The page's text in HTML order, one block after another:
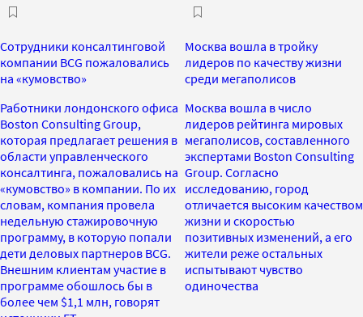
Сотрудники консалтинговой
компании BCG пожаловались
на «кумовство»
Работники лондонского офиса
Boston Consulting Group,
которая предлагает решения в
области управленческого
консалтинга, пожаловались на
«кумовство» в компании. По их
словам, компания провела
недельную стажировочную
программу, в которую попали
дети деловых партнеров BCG.
Внешним клиентам участие в
программе обошлось бы в
более чем $1,1 млн, говорят
Москва вошла в тройку
лидеров по качеству жизни
среди мегаполисов
Москва вошла в число
лидеров рейтинга мировых
мегаполисов, составленного
экспертами Boston Consulting
Group. Согласно
исследованию, город
отличается высоким качеством
жизни и скоростью
позитивных изменений, а его
жители реже остальных
испытывают чувство
одиночества